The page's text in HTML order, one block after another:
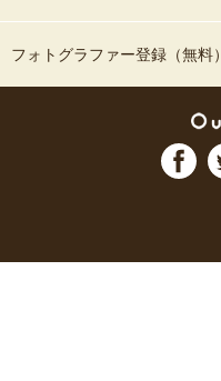
フォトグラファー登録（無料）